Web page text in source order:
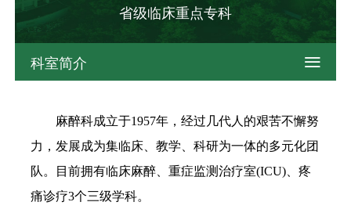
省级临床重点专科
科室简介 
麻醉科成立于1957年，经过几代人的艰苦不懈努
力，发展成为集临床、教学、科研为一体的多元化团
队。目前拥有临床麻醉、重症监测治疗室(ICU)、疼
痛诊疗3个三级学科。